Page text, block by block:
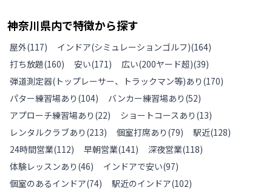
神奈川県内で特徴から探す
屋外(117) インドア(シミュレーションゴルフ)(164)
打ち放題(160) 安い(171) 広い(200ヤード超)(39)
弾道測定器(トップレーサー、トラックマン等)あり (170)
パター練習場あり (104) バンカー練習場あり (52)
アプローチ練習場あり (22) ショートコースあり (13)
レンタルクラブあり (213) 個室打席あり (79) 駅近(128)
24時間営業(112) 早朝営業(141) 深夜営業(118)
体験レッスンあり (46) インドアで安い(97)
個室のあるインドア(74) 駅近のインドア(102)